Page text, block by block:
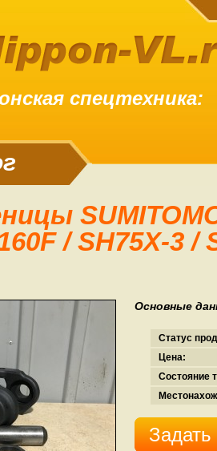
спецтехника:
/ SH75X-3 /
Основные
Статус
Цена:
Состояние
Задать